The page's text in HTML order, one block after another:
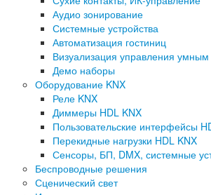
Аудио зонирование
Системные устройства
Автоматизация гостиниц
Визуализация управления
Демо наборы
Оборудование KNX
Реле KNX
Диммеры HDL KNX
Пользовательские интерфейсы
Перекидные нагрузки HDL KNX
Сенсоры, БП, DMX, системные
Беспроводные решения
Сценический свет